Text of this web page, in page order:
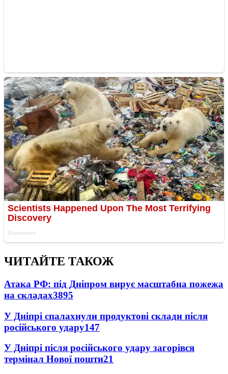
ЧИТАЙТЕ ТАКОЖ
Атака РФ: під Дніпром вирує масштабна пожежа
на складах3895
У Дніпрі спалахнули продуктові склади після
російського удару147
У Дніпрі після російського удару загорівся
термінал Нової пошти21